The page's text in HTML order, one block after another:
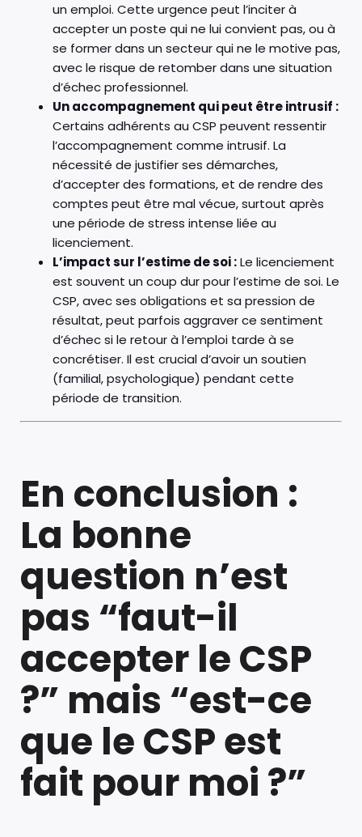
un emploi. Cette urgence peut l’inciter à
accepter un poste qui ne lui convient pas, ou à
se former dans un secteur qui ne le motive pas,
avec le risque de retomber dans une situation
d’échec professionnel.
Un accompagnement qui peut être intrusif :
Certains adhérents au CSP peuvent ressentir
l’accompagnement comme intrusif. La
nécessité de justifier ses démarches,
d’accepter des formations, et de rendre des
comptes peut être mal vécue, surtout après
une période de stress intense liée au
licenciement.
L’impact sur l’estime de soi :Le licenciement
est souvent un coup dur pour l’estime de soi. Le
CSP, avec ses obligations et sa pression de
résultat, peut parfois aggraver ce sentiment
d’échec si le retour à l’emploi tarde à se
concrétiser. Il est crucial d’avoir un soutien
(familial, psychologique) pendant cette
période de transition.
En conclusion :
La bonne
question n’est
pas “faut-il
accepter le CSP
?” mais “est-ce
que le CSP est
fait pour moi ?”